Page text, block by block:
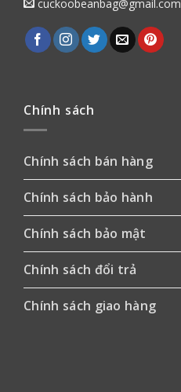
cuckoobeanbag@gmail.com
Chính sách
Chính sách bán hàng
Chính sách bảo hành
Chính sách bảo mật
Chính sách đổi trả
Chính sách giao hàng